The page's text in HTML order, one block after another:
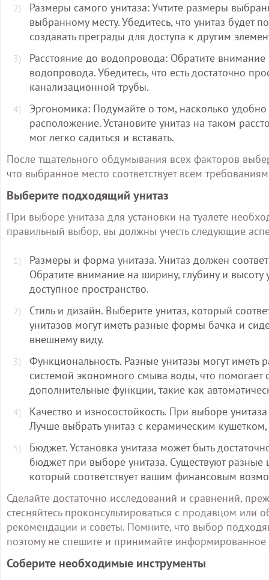
Размеры самого унитаза: Учтите размеры
выбранному месту. Убедитесь, что унитаз будет
создавать преграды для доступа к другим
Расстояние до водопровода: Обратите внимание
водопровода. Убедитесь, что есть достаточно
канализационной трубы.
Эргономика: Подумайте о том, насколько удобно
расположение. Установите унитаз на таком
мог легко садиться и вставать.
После тщательного обдумывания всех факторов
что выбранное место соответствует всем
Выберите подходящий унитаз
При выборе унитаза для установки на туалете
правильный выбор, вы должны учесть следующие
Размеры и форма унитаза. Унитаз должен
Обратите внимание на ширину, глубину и высоту
доступное пространство.
Стиль и дизайн. Выберите унитаз, который
унитазов могут иметь разные формы бачка и
внешнему виду.
Функциональность. Разные унитазы могут
системой экономного смыва воды, что помогает
дополнительные функции, такие как
Качество и износостойкость. При выборе
Лучше выбрать унитаз с керамическим
Бюджет. Установка унитаза может быть
бюджет при выборе унитаза. Существуют разные
который соответствует вашим финансовым
Сделайте достаточно исследований и сравнений,
стесняйтесь проконсультироваться с продавцом или
рекомендации и советы. Помните, что выбор
поэтому не спешите и принимайте
Соберите необходимые инструменты